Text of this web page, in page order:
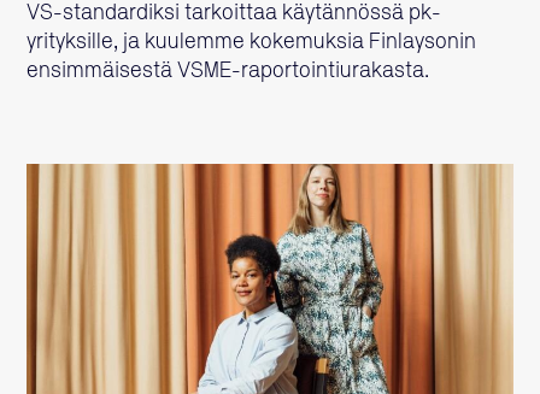
VS-standardiksi tarkoittaa käytännössä pk-
yrityksille, ja kuulemme kokemuksia Finlaysonin
ensimmäisestä VSME-raportointiurakasta.
LUE LISÄÄ